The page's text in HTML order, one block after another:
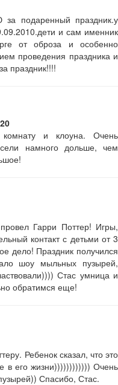
подаренный праздник.у
и сам именник
от оброза и особенно
проведения праздника и
праздник!!!!
и клоуна. Очень
намного дольше, чем
Гарри Поттер! Игры,
контакт с детьми от 3
дело! Праздник получился
шоу мыльных пузырей,
Стас умница и
обратимся еще!
Ребенок сказал, что это
в его жизни)))))))))))) Очень
Спасибо, Стас.